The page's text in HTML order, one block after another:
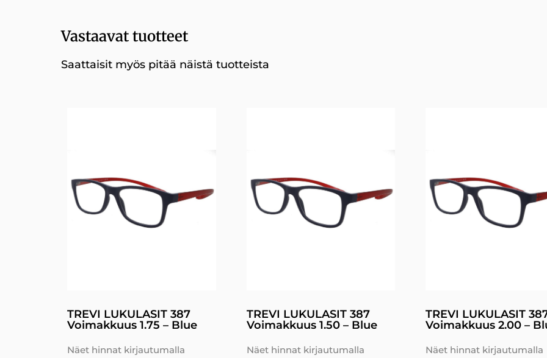
Vastaavat tuotteet
Saattaisit myös pitää näistä tuotteista
TREVI LUKULASIT 387
Voimakkuus 1.75 – Blue
Näet hinnat kirjautumalla
TREVI LUKULASIT 387
Voimakkuus 1.50 – Blue
Näet hinnat kirjautumalla
TREVI LUKULASIT
Voimakkuus 2.00 –
Näet hinnat kirjautumalla